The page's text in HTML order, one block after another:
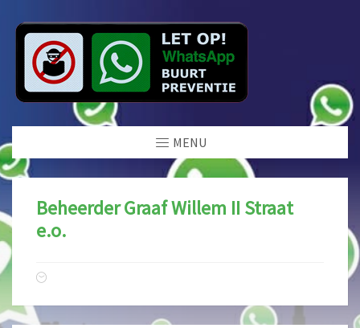
MENU
Beheerder Graaf Willem II Straat
e.o.